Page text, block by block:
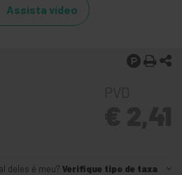
Assista vídeo
deles é meu? Verifique tipo de taxa